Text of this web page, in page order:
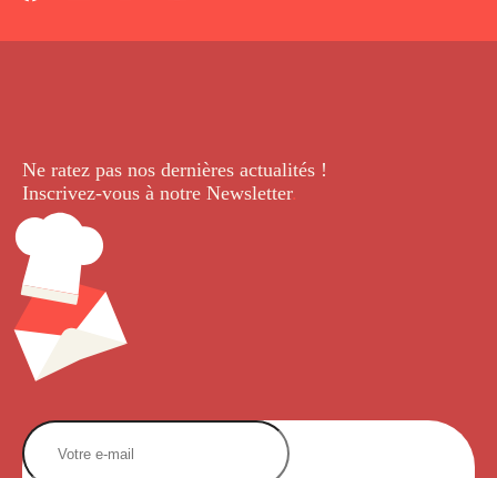
Ne ratez pas nos dernières actualités !
Inscrivez-vous à notre Newsletter.